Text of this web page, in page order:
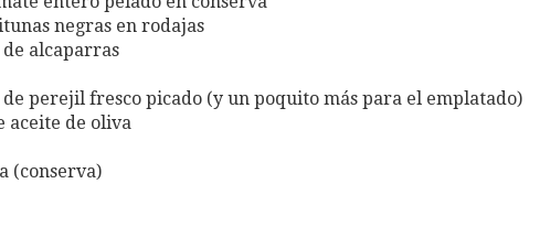
negras en rodajas
alcaparras
perejil fresco picado (y un poquito más para el emplatado)
aceite de oliva
(conserva)